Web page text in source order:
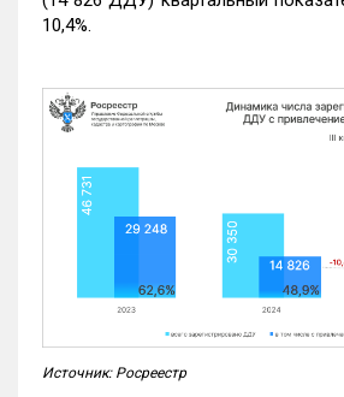
10,4%.
Источник: Росреестр